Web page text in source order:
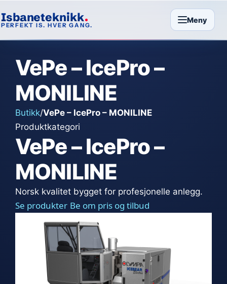
Isbaneteknikk
PERFEKT IS. HVER GANG.
Meny
VePe – IcePro –
MONILINE
Butikk/VePe – IcePro – MONILINE
Produktkategori
VePe – IcePro –
MONILINE
Norsk kvalitet bygget for profesjonelle anlegg.
Se produkter Be om pris og tilbud